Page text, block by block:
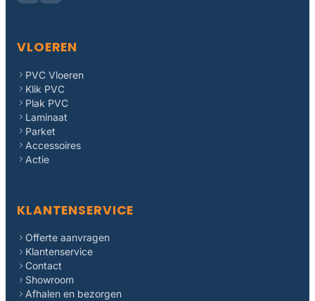
VLOEREN
PVC Vloeren
Klik PVC
Plak PVC
Laminaat
Parket
Accessoires
Actie
KLANTENSERVICE
Offerte aanvragen
Klantenservice
Contact
Showroom
Afhalen en bezorgen